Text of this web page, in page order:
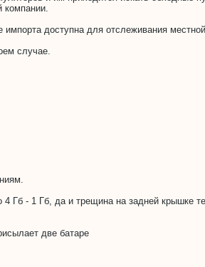
компании.
доступна для отслеживания
случае.
4 Гб - 1 Гб, да и трещина на задней крышке
две батаре